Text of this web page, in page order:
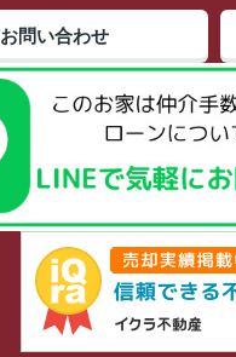
お問い合わせ